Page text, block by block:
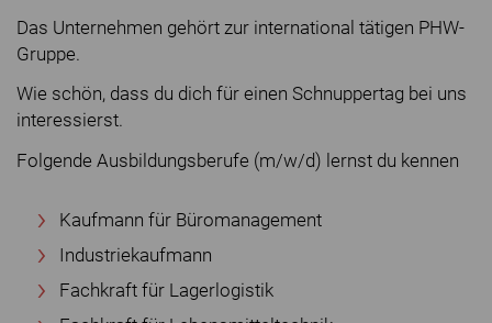
Das Unternehmen gehört zur international tätigen PHW-
Gruppe.
Wie schön, dass du dich für einen Schnuppertag bei uns
interessierst.
Folgende Ausbildungsberufe (m/w/d) lernst du kennen
Kaufmann für Büromanagement
Industriekaufmann
Fachkraft für Lagerlogistik